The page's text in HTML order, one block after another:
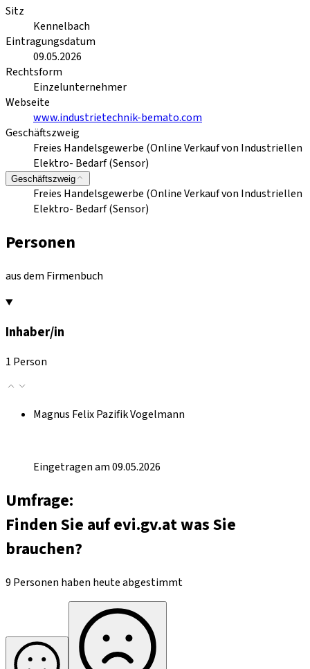
Sitz
Kennelbach
Eintragungsdatum
09.05.2026
Rechtsform
Einzelunternehmer
Webseite
www.industrietechnik-bemato.com
Geschäftszweig
Freies Handelsgewerbe (Online Verkauf von Industriellen
Elektro- Bedarf (Sensor)
Geschäftszweig
Freies Handelsgewerbe (Online Verkauf von Industriellen
Elektro- Bedarf (Sensor)
Personen
aus dem Firmenbuch
Inhaber/in
1 Person
Magnus Felix Pazifik Vogelmann
Eingetragen am 09.05.2026
Umfrage:
Finden Sie auf evi.gv.at was Sie
brauchen?
9 Personen haben heute abgestimmt